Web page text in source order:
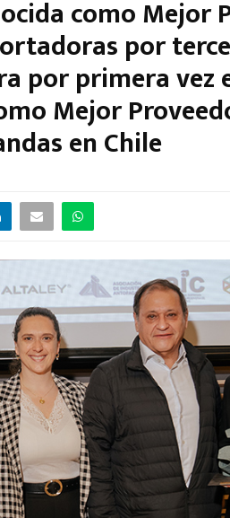
como Mejor
por
por primera vez
Mejor
en Chile